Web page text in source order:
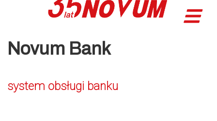
Novum Bank
system obsługi banku